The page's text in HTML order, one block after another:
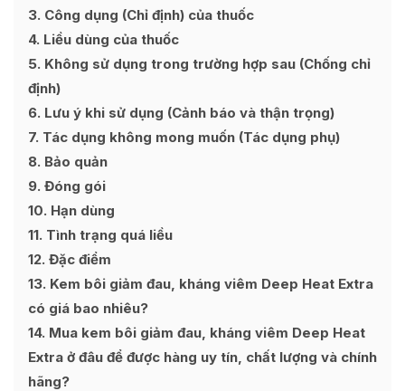
3 Công dụng (Chỉ định) của thuốc
4 Liều dùng của thuốc
5 Không sử dụng trong trường hợp sau (Chống chỉ
định)
6 Lưu ý khi sử dụng (Cảnh báo và thận trọng)
7 Tác dụng không mong muốn (Tác dụng phụ)
8 Bảo quản
9 Đóng gói
10 Hạn dùng
11 Tình trạng quá liều
12 Đặc điểm
13 Kem bôi giảm đau, kháng viêm Deep Heat Extra
có giá bao nhiêu?
14 Mua kem bôi giảm đau, kháng viêm Deep Heat
Extra ở đâu để được hàng uy tín, chất lượng và chính
hãng?